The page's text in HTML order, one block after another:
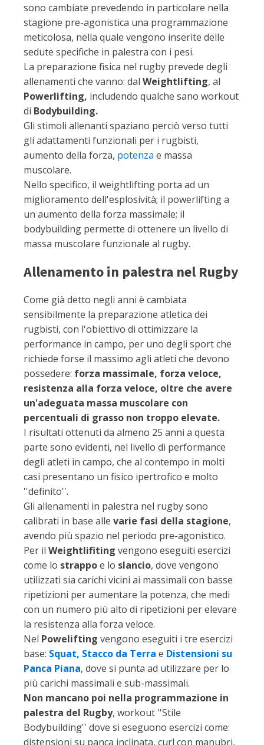
sono cambiate prevedendo in particolare nella
stagione pre-agonistica una programmazione
meticolosa, nella quale vengono inserite delle
sedute specifiche in palestra con i pesi.
La preparazione fisica nel rugby prevede degli
allenamenti che vanno: dal Weightlifting, al
Powerlifting, includendo qualche sano workout
di Bodybuilding.
Gli stimoli allenanti spaziano perciò verso tutti
gli adattamenti funzionali per i rugbisti,
aumento della forza, potenza e massa
muscolare.
Nello specifico, il weightlifting porta ad un
miglioramento dell'esplosività; il powerlifting a
un aumento della forza massimale; il
bodybuilding permette di ottenere un livello di
massa muscolare funzionale al rugby.
Allenamento in palestra nel Rugby
Come già detto negli anni è cambiata
sensibilmente la preparazione atletica dei
rugbisti, con l'obiettivo di ottimizzare la
performance in campo, per uno degli sport che
richiede forse il massimo agli atleti che devono
possedere: forza massimale, forza veloce,
resistenza alla forza veloce, oltre che avere
un'adeguata massa muscolare con
percentuali di grasso non troppo elevate.
I risultati ottenuti da almeno 25 anni a questa
parte sono evidenti, nel livello di performance
degli atleti in campo, che al contempo in molti
casi presentano un fisico ipertrofico e molto
''definito''.
Gli allenamenti in palestra nel rugby sono
calibrati in base alle varie fasi della stagione,
avendo più spazio nel periodo pre-agonistico.
Per il Weightlifiting vengono eseguiti esercizi
come lo strappoe lo slancio, dove vengono
utilizzati sia carichi vicini ai massimali con basse
ripetizioni per aumentare la potenza, che medi
con un numero più alto di ripetizioni per elevare
la resistenza alla forza veloce.
Nel Powelifting vengono eseguiti i tre esercizi
base: Squat, Stacco da Terra e Distensioni su
Panca Piana, dove si punta ad utilizzare per lo
più carichi massimali e sub-massimali.
Non mancano poi nella programmazione in
palestra del Rugby, workout ''Stile
Bodybuilding'' dove si eseguono esercizi come:
distensioni su panca inclinata, curl con manubri,